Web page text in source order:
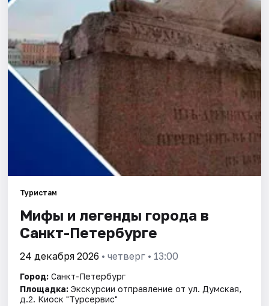
Артисты
Рейтинги
Туристам
Мифы и легенды города в
Санкт-Петербурге
24 декабря 2026 • четверг • 13:00
Город: Санкт-Петербург
Площадка: Экскурсии отправление от ул. Думская,
д.2. Киоск "Турсервис"